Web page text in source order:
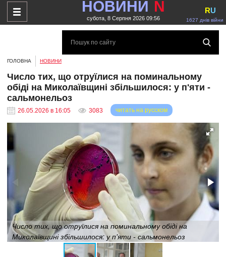
НОВИНИ N
субота, 8 Серпня 2026 09:56 1627 днів війни
RU
ГОЛОВНА НОВИНИ
Число тих, що отруїлися на поминальному
обіді на Миколаївщині збільшилося: у п'яти -
сальмонельоз
26.05.2026 в 16:05 3083 читать на русском
Число тих, що отруїлися на поминальному обіді на
Миколаївщині збільшилося: у п'яти - сальмонельоз